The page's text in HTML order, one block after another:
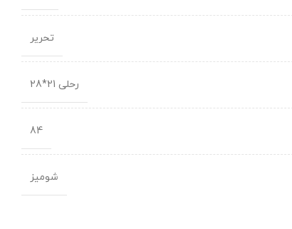
تحریر
رحلی 21*28
84
شومیز